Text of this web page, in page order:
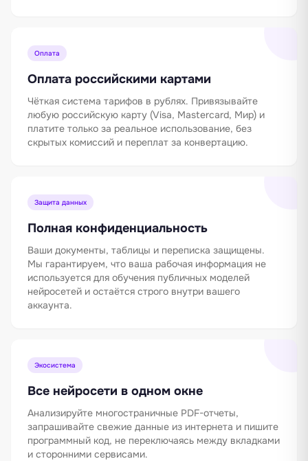
Оплата
Оплата российскими картами
Чёткая система тарифов в рублях. Привязывайте
любую российскую карту (Visa, Mastercard, Мир) и
платите только за реальное использование, без
скрытых комиссий и переплат за конвертацию.
Защита данных
Полная конфиденциальность
Ваши документы, таблицы и переписка защищены.
Мы гарантируем, что ваша рабочая информация не
используется для обучения публичных моделей
нейросетей и остаётся строго внутри вашего
аккаунта.
Экосистема
Все нейросети в одном окне
Анализируйте многостраничные PDF-отчеты,
запрашивайте свежие данные из интернета и пишите
программный код, не переключаясь между вкладками
и сторонними сервисами.